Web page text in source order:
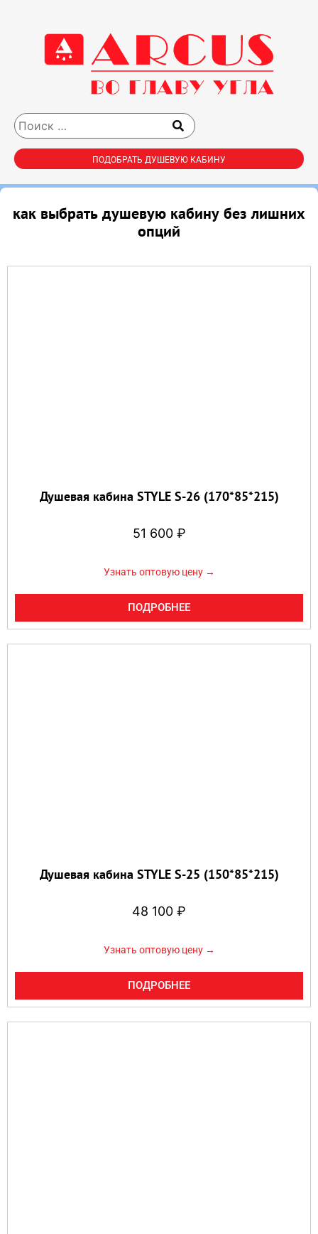
ПОДОБРАТЬ ДУШЕВУЮ КАБИНУ
как выбрать душевую кабину без лишних
опций
Душевая кабина STYLE S-26 (170*85*215)
51 600 ₽
Узнать оптовую цену →
ПОДРОБНЕЕ
Душевая кабина STYLE S-25 (150*85*215)
48 100 ₽
Узнать оптовую цену →
ПОДРОБНЕЕ